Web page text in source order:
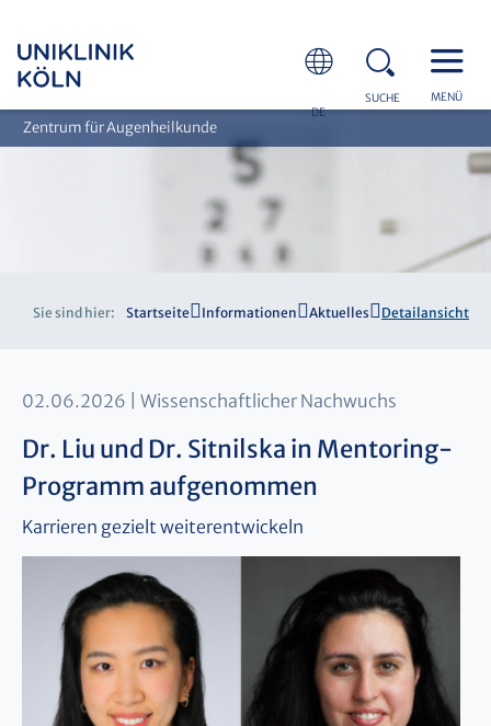
DE
SUCHE MENÜ
Zentrum für Augenheilkunde
Sie sind hier: Startseite Informationen Aktuelles Detailansicht
02.06.2026 Wissenschaftlicher Nachwuchs
Dr. Liu und Dr. Sitnilska in Mentoring-
Programm aufgenommen
Karrieren gezielt weiterentwickeln